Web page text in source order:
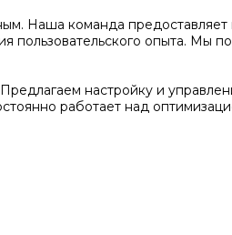
Наша команда
пользовательского опыта. Мы
настройку и
работает над